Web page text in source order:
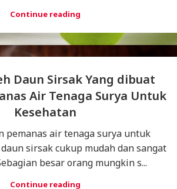
Continue reading
Daun Sirsak Yang dibuat
Air Tenaga Surya Untuk
Kesehatan
pemanas air tenaga surya untuk
sirsak cukup mudah dan sangat
besar orang mungkin s...
Continue reading